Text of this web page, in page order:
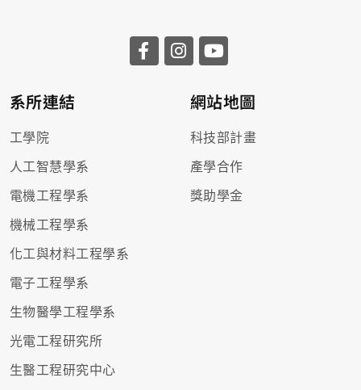
系所連結
工學院
人工智慧學系
電機工程學系
機械工程學系
化工與材料工程學系
電子工程學系
生物醫學工程學系
光電工程研究所
生醫工程研究中心
網站地圖
科技部計畫
產學合作
獎助學金